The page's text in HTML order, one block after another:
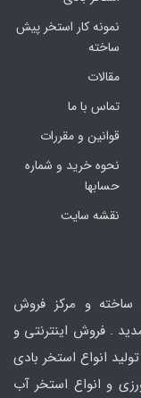
نمونه کار استخر پیش
ساخته
مقالات
تماس با ما
قوانین و مقررات
نحوه خرید و شماره
حسابها
نقشه سایت
و مرکز فروش
. فروش اینترنتی و
انواع استخر بادی
و انواع استخر آب